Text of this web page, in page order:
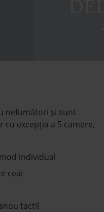
nefumători şi sunt
cu excepţia a 5 camere,
individual
ceai
tactil